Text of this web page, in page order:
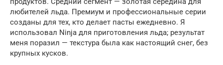
любителей льда. Премиум и профессиональные серии
созданы для тех, кто делает пасты ежедневно. Я
использовал Ninja для приготовления льда; результат
меня поразил — текстура была как настоящий снег, без
крупных кусков.